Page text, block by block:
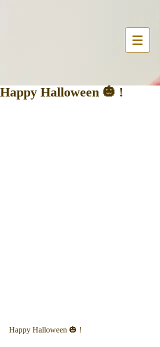
Happy Halloween 🎃 !
Happy Halloween 🎃 !